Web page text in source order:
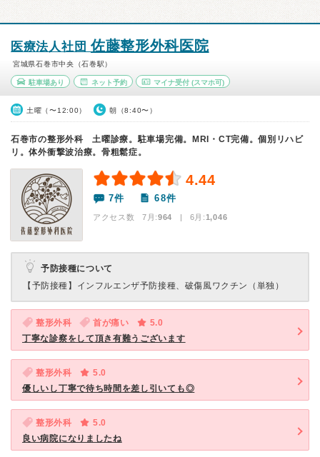
医療法人社団佐藤整形外科医院
宮城県石巻市中央（石巻駅）
駐車場あり ネット予約 マイナ受付 (スマホ可)
土曜（〜12:00） 朝（8:40〜）
石巻市の整形外科 土曜診療。駐車場完備。MRI・CT完備。個別リハビ
リ。体外衝撃波治療。骨粗鬆症。
4.44
7件 68件
アクセス数 7月:964 | 6月:1,046
予防接種について
【予防接種】 インフルエンザ予防接種、破傷風ワクチン（単独）
整形外科 首が痛い
5.0
丁寧な診察をして頂き有難うございます
整形外科
5.0
優しいし丁寧で待ち時間を差し引いても◎
整形外科
5.0
良い病院になりましたね